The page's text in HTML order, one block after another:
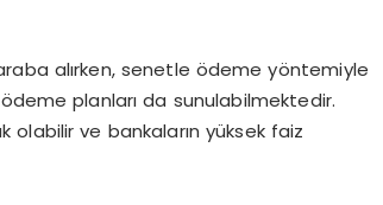
alırken, senetle ödeme yöntemiyle
planları da sunulabilmektedir.
olabilir ve bankaların yüksek faiz